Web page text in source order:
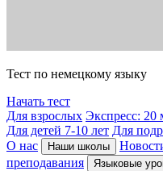
Тест по немецкому языку
Начать тест
Для взрослых Экспресс: 20
Для детей 7-10 лет Для
О нас
Наши школы
преподавания
Языковые